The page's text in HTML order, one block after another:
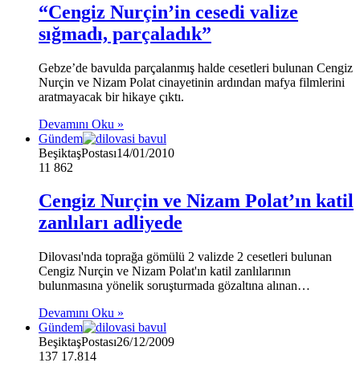
“Cengiz Nurçin’in cesedi valize
sığmadı, parçaladık”
Gebze’de bavulda parçalanmış halde cesetleri bulunan Cengiz
Nurçin ve Nizam Polat cinayetinin ardından mafya filmlerini
aratmayacak bir hikaye çıktı.
Devamını Oku »
Gündem
BeşiktaşPostası14/01/2010
11 862
Cengiz Nurçin ve Nizam Polat’ın katil
zanlıları adliyede
Dilovası'nda toprağa gömülü 2 valizde 2 cesetleri bulunan
Cengiz Nurçin ve Nizam Polat'ın katil zanlılarının
bulunmasına yönelik soruşturmada gözaltına alınan…
Devamını Oku »
Gündem
BeşiktaşPostası26/12/2009
137 17.814